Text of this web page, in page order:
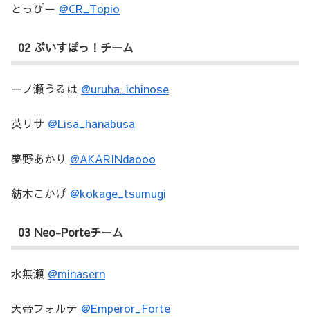
とっぴー @CR_Topio
02 ぶいすぽっ！チーム
一ノ瀬うるは @uruha_ichinose
英リサ @Lisa_hanabusa
夢野あかり @AKARINdaooo
紡木こかげ @kokage_tsumugi
03 Neo-Porteチーム
水無瀬 @minasern
天帝フォルテ @Emperor_Forte